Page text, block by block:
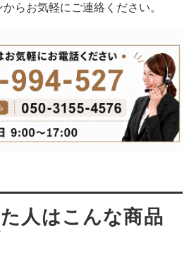
らお気軽にご連絡ください。